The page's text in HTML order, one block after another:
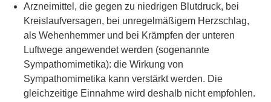
Arzneimittel, die gegen zu niedrigen Blutdruck, bei
Kreislaufversagen, bei unregelmäßigem Herzschlag,
als Wehenhemmer und bei Krämpfen der unteren
Luftwege angewendet werden (sogenannte
Sympathomimetika): die Wirkung von
Sympathomimetika kann verstärkt werden. Die
gleichzeitige Einnahme wird deshalb nicht empfohlen.